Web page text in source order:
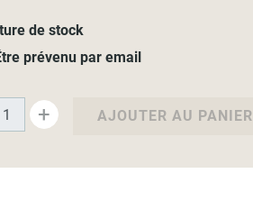
de stock
prévenu par email
+ AJOUTER AU PANIER